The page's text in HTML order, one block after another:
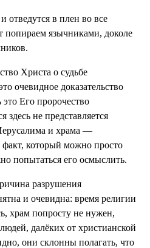
отведутся в плен во все
попираем язычниками, доколе
Христа о судьбе
очевидное доказательство
Его пророчество
здесь не представляется
и храма —
который можно просто
попытаться его осмыслить.
разрушения
и очевидна: время религии
храм попросту не нужен,
далёких от христианской
они склонны полагать, что